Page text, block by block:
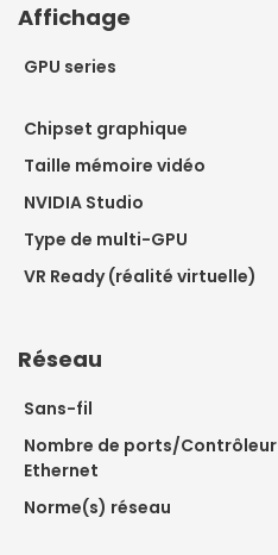
Affichage
GPU series
Chipset graphique
Taille mémoire vidéo
NVIDIA Studio
Type de multi-GPU
VR Ready (réalité virtuelle)
Réseau
Sans-fil
Nombre de ports/Contrôleur
Ethernet
Norme(s) réseau